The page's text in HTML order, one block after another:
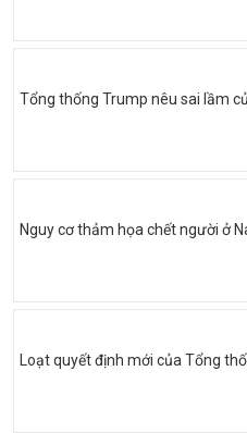
Tổng thống Trump nêu sai lầm
Nguy cơ thảm họa chết người ở
Loạt quyết định mới của Tổng